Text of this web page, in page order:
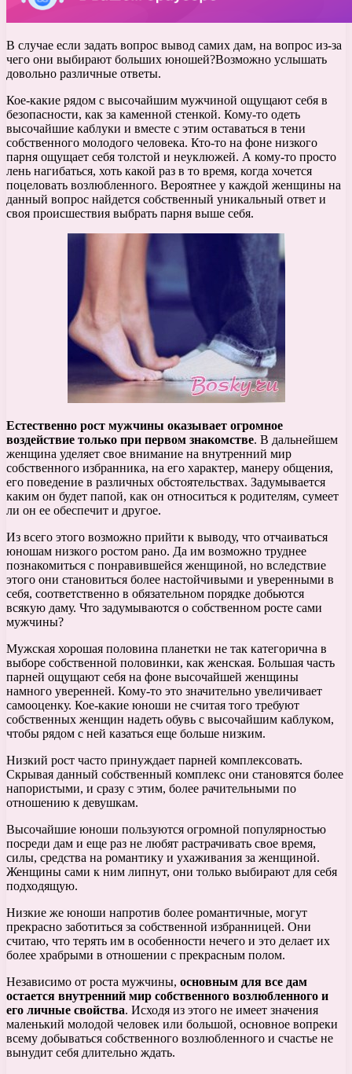
В случае если задать вопрос вывод самих дам, на вопрос из-за
чего они выбирают больших юношей?Возможно услышать
довольно различные ответы.
Кое-какие рядом с высочайшим мужчиной ощущают себя в
безопасности, как за каменной стенкой. Кому-то одеть
высочайшие каблуки и вместе с этим оставаться в тени
собственного молодого человека. Кто-то на фоне низкого
парня ощущает себя толстой и неуклюжей. А кому-то просто
лень нагибаться, хоть какой раз в то время, когда хочется
поцеловать возлюбленного. Вероятнее у каждой женщины на
данный вопрос найдется собственный уникальный ответ и
своя происшествия выбрать парня выше себя.
Естественно рост мужчины оказывает огромное
воздействие только при первом знакомстве. В дальнейшем
женщина уделяет свое внимание на внутренний мир
собственного избранника, на его характер, манеру общения,
его поведение в различных обстоятельствах. Задумывается
каким он будет папой, как он относиться к родителям, сумеет
ли он ее обеспечит и другое.
Из всего этого возможно прийти к выводу, что отчаиваться
юношам низкого ростом рано. Да им возможно труднее
познакомиться с понравившейся женщиной, но вследствие
этого они становиться более настойчивыми и уверенными в
себя, соответственно в обязательном порядке добьются
всякую даму. Что задумываются о собственном росте сами
мужчины?
Мужская хорошая половина планетки не так категорична в
выборе собственной половинки, как женская. Большая часть
парней ощущают себя на фоне высочайшей женщины
намного уверенней. Кому-то это значительно увеличивает
самооценку. Кое-какие юноши не считая того требуют
собственных женщин надеть обувь с высочайшим каблуком,
чтобы рядом с ней казаться еще больше низким.
Низкий рост часто принуждает парней комплексовать.
Скрывая данный собственный комплекс они становятся более
напористыми, и сразу с этим, более рачительными по
отношению к девушкам.
Высочайшие юноши пользуются огромной популярностью
посреди дам и еще раз не любят растрачивать свое время,
силы, средства на романтику и ухаживания за женщиной.
Женщины сами к ним липнут, они только выбирают для себя
подходящую.
Низкие же юноши напротив более романтичные, могут
прекрасно заботиться за собственной избранницей. Они
считаю, что терять им в особенности нечего и это делает их
более храбрыми в отношении с прекрасным полом.
Независимо от роста мужчины, основным для все дам
остается внутренний мир собственного возлюбленного и
его личные свойства. Исходя из этого не имеет значения
маленький молодой человек или большой, основное вопреки
всему добываться собственного возлюбленного и счастье не
вынудит себя длительно ждать.